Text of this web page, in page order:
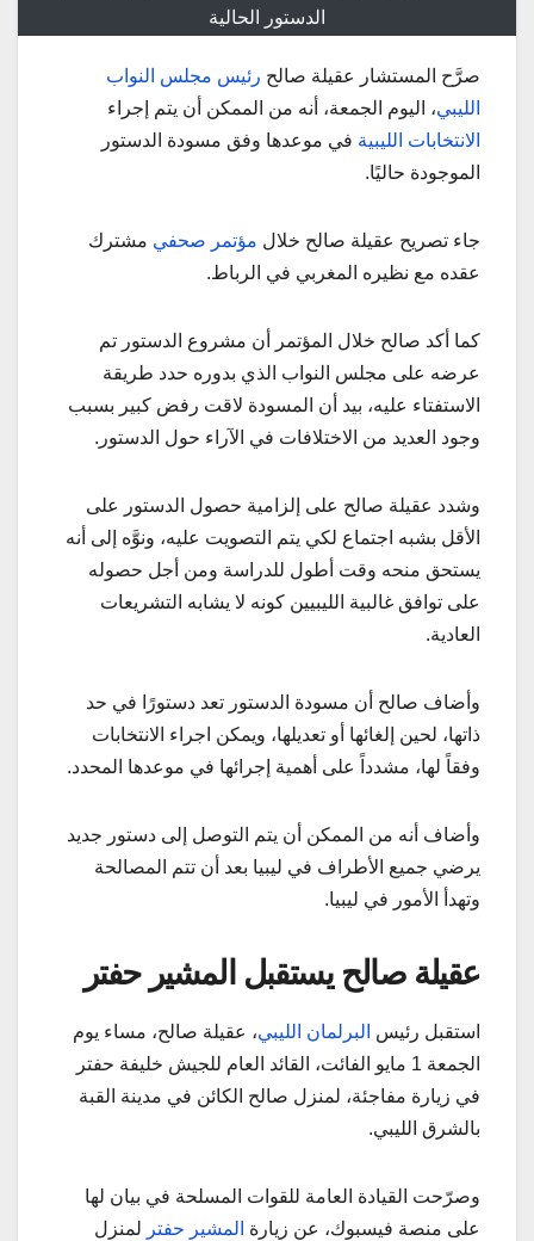
الدستور الحالية
صرَّح المستشار عقيلة صالح رئيس مجلس النواب
الليبي، اليوم الجمعة، أنه من الممكن أن يتم إجراء
الانتخابات الليبية في موعدها وفق مسودة الدستور
الموجودة حاليًا.
جاء تصريح عقيلة صالح خلال مؤتمر صحفي مشترك
عقده مع نظيره المغربي في الرباط.
كما أكد صالح خلال المؤتمر أن مشروع الدستور تم
عرضه على مجلس النواب الذي بدوره حدد طريقة
الاستفتاء عليه، بيد أن المسودة لاقت رفض كبير بسبب
وجود العديد من الاختلافات في الآراء حول الدستور.
وشدد عقيلة صالح على إلزامية حصول الدستور على
الأقل بشبه اجتماع لكي يتم التصويت عليه، ونوَّه إلى أنه
يستحق منحه وقت أطول للدراسة ومن أجل حصوله
على توافق غالبية الليبيين كونه لا يشابه التشريعات
العادية.
وأضاف صالح أن مسودة الدستور تعد دستورًا في حد
ذاتها، لحين إلغائها أو تعديلها، ويمكن اجراء الانتخابات
وفقاً لها، مشدداً على أهمية إجرائها في موعدها المحدد.
وأضاف أنه من الممكن أن يتم التوصل إلى دستور جديد
يرضي جميع الأطراف في ليبيا بعد أن تتم المصالحة
وتهدأ الأمور في ليبيا.
عقيلة صالح يستقبل المشير حفتر
استقبل رئيس البرلمان الليبي، عقيلة صالح، مساء يوم
الجمعة 1 مايو الفائت، القائد العام للجيش خليفة حفتر
في زيارة مفاجئة، لمنزل صالح الكائن في مدينة القبة
بالشرق الليبي.
وصرّحت القيادة العامة للقوات المسلحة في بيان لها
على منصة فيسبوك، عن زيارة المشير حفتر لمنزل